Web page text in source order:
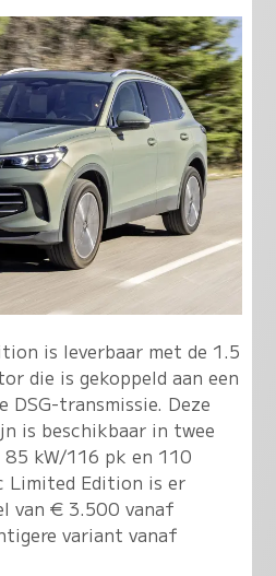
is leverbaar met de 1.5
die is gekoppeld aan een
transmissie. Deze
is beschikbaar in twee
kW/116 pk en 110
Limited Edition is er
van € 3.500 vanaf
variant vanaf